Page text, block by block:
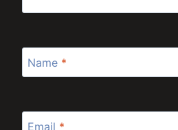
Name *
Email *